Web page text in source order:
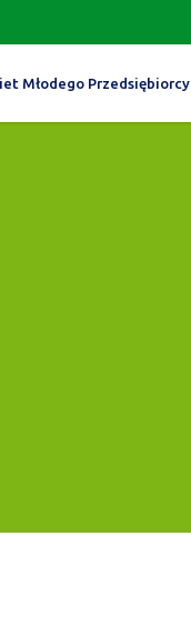
Młodego Przedsiębiorcy